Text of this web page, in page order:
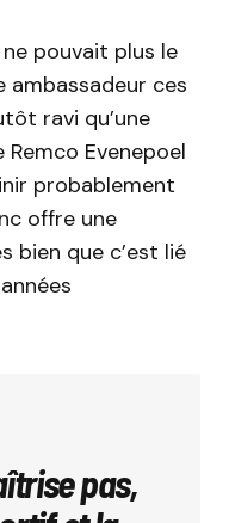
pouvait plus le
ambassadeur ces
ravi qu’une
Evenepoel
probablement
offre une
bien que c’est lié
pas,